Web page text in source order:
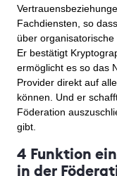
Fachdiensten, so
über
Er bestätigt
ermöglicht es so das
Provider direkt auf
können. Und er
Föderation
gibt.
4 Funktion
in der